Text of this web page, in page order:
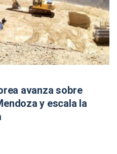
avanza sobre
y escala la